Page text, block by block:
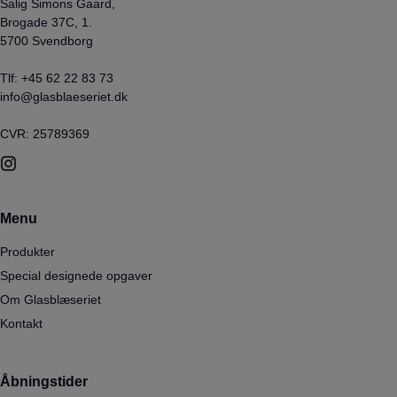
Salig Simons Gaard,
Brogade 37C, 1.
5700 Svendborg
Tlf: +45 62 22 83 73
info@glasblaeseriet.dk
CVR: 25789369
Menu
Produkter
Special designede opgaver
Om Glasblæseriet
Kontakt
Åbningstider